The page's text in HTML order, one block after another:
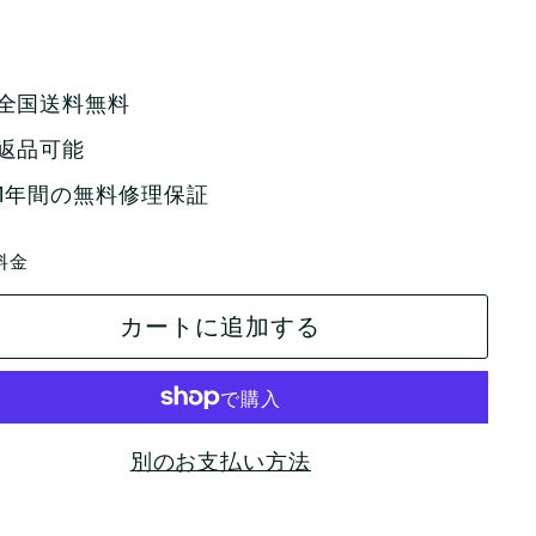
国送料無料
品可能
年間の無料修理保証
金
カートに追加する
別のお支払い方法